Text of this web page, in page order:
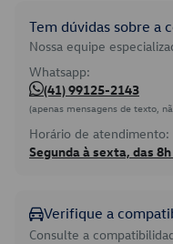
Tem dúvidas sobre a
Nossa equipe
Whatsapp:
(41) 99125-2143
(apenas mensagens de texto,
Horário de atendimento:
Segunda à sexta, das
Verifique a
Consulte a